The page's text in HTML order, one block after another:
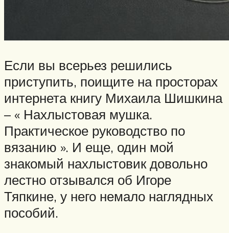
Если вы всерьез решились
приступить, поищите на просторах
интернета книгу Михаила Шишкина
– « Нахлыстовая мушка.
Практическое руководство по
вязанию ». И еще, один мой
знакомый нахлыстовик довольно
лестно отзывался об Игоре
Тяпкине, у него немало наглядных
пособий.